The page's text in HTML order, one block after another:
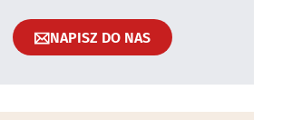
NAPISZ DO NAS